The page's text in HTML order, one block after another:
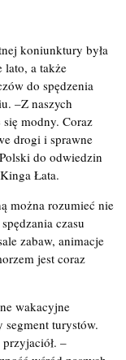
koniunktury była
lato, a także
do spędzenia
–Z naszych
modny. Coraz
drogi i sprawne
do odwiedzin
Łata.
można rozumieć nie
czasu
zabaw, animacje
jest coraz
wakacyjne
segment turystów.
–